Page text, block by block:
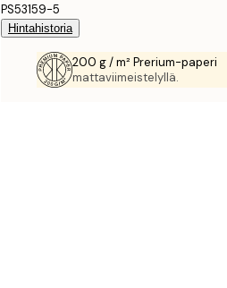
PS53159-5
Hintahistoria
200 g / m² Prerium-paperi
mattaviimeistelyllä.